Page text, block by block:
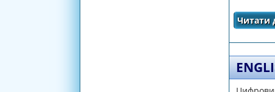
Читати